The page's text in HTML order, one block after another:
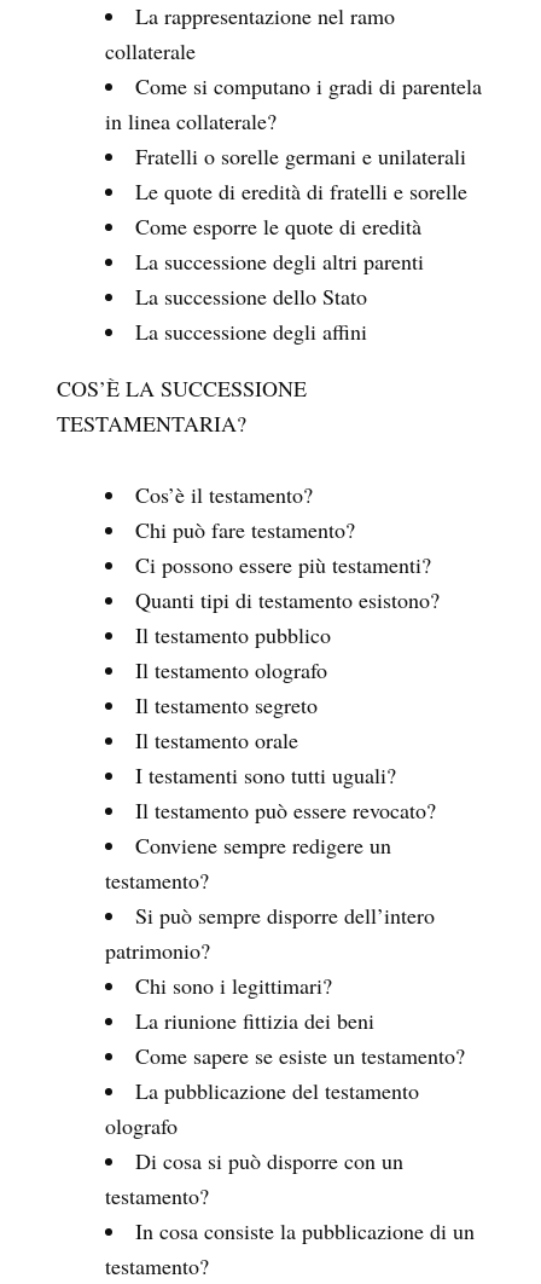
La rappresentazione nel ramo
collaterale
Come si computano i gradi di parentela
in linea collaterale?
Fratelli o sorelle germani e unilaterali
Le quote di eredità di fratelli e sorelle
Come esporre le quote di eredità
La successione degli altri parenti
La successione dello Stato
La successione degli affini
COS’È LA SUCCESSIONE
TESTAMENTARIA?
Cos’è il testamento?
Chi può fare testamento?
Ci possono essere più testamenti?
Quanti tipi di testamento esistono?
Il testamento pubblico
Il testamento olografo
Il testamento segreto
Il testamento orale
I testamenti sono tutti uguali?
Il testamento può essere revocato?
Conviene sempre redigere un
testamento?
Si può sempre disporre dell’intero
patrimonio?
Chi sono i legittimari?
La riunione fittizia dei beni
Come sapere se esiste un testamento?
La pubblicazione del testamento
olografo
Di cosa si può disporre con un
testamento?
In cosa consiste la pubblicazione di un
testamento?